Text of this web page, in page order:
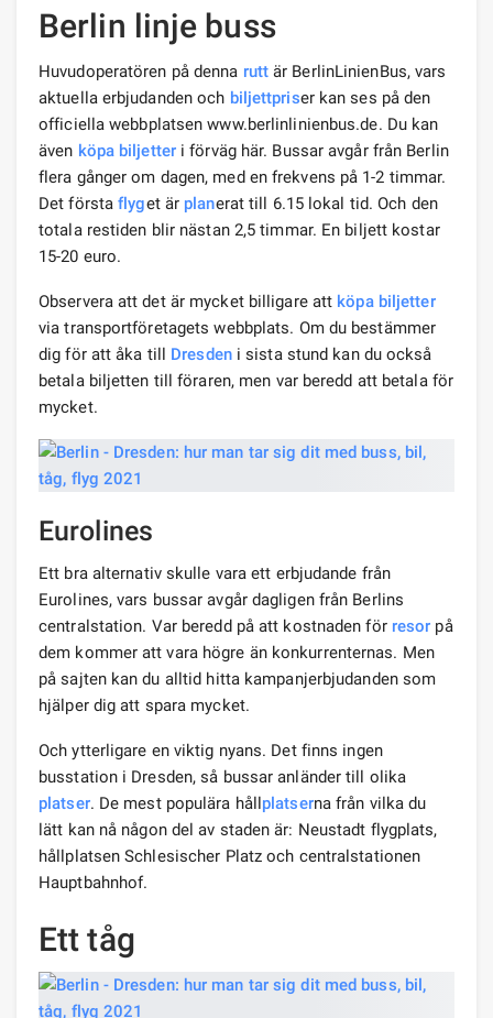
Berlin linje buss
Huvudoperatören på denna ruttär BerlinLinienBus, vars
aktuella erbjudanden och biljettpriser kan ses på den
officiella webbplatsen www.berlinlinienbus.de. Du kan
även köpa biljetteri förväg här. Bussar avgår från Berlin
flera gånger om dagen, med en frekvens på 1-2 timmar.
Det förstaflyget är planerat till 6.15 lokal tid. Och den
totala restiden blir nästan 2,5 timmar. En biljett kostar
15-20 euro.
Observera att det är mycket billigare att köpa biljetter
via transportföretagets webbplats. Om du bestämmer
dig för att åka till Dresdeni sista stund kan du också
betala biljetten till föraren, men var beredd att betala för
mycket.
Eurolines
Ett bra alternativ skulle vara ett erbjudande från
Eurolines, vars bussar avgår dagligen från Berlins
centralstation. Var beredd på att kostnaden för resor på
dem kommer att vara högre än konkurrenternas. Men
på sajten kan du alltid hitta kampanjerbjudanden som
hjälper dig att spara mycket.
Och ytterligare en viktig nyans. Det finns ingen
busstation i Dresden, så bussar anländer till olika
platser. De mest populära hållplatserna från vilka du
lätt kan nå någon del av staden är: Neustadt flygplats,
hållplatsen Schlesischer Platz och centralstationen
Hauptbahnhof.
Ett tåg